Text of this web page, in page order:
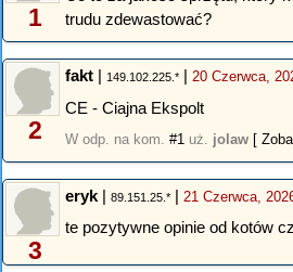
1
trudu zdewastować?
2
fakt | 149.102.225.* | 20 Czerwca,
CE - Ciajna Ekspolt
W odp. na kom. #1 uż. jolaw [
3
eryk | 89.151.25.* | 21 Czerwca,
te pozytywne opinie od kotów